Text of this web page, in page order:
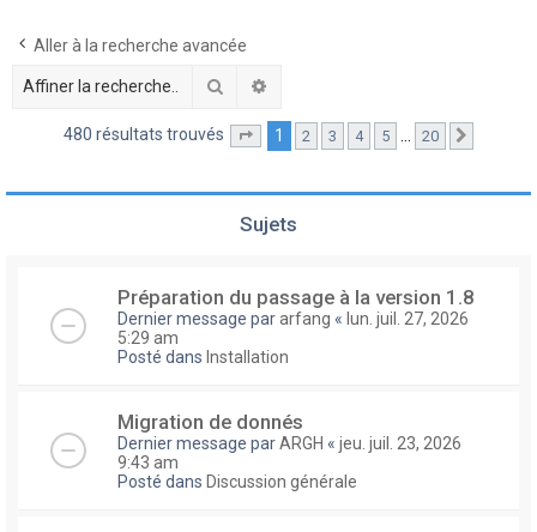
Aller à la recherche avancée
Rechercher
480 résultats trouvés Page sur20
1 2 3 4 5 … 20
Sujets
Préparation du passage à la version 1.8
Dernier message pararfang « lun. juil. 27, 2026
5:29 am
Posté dans Installation
Migration de donnés
Dernier message parARGH « jeu. juil. 23, 2026
9:43 am
Posté dans Discussion générale